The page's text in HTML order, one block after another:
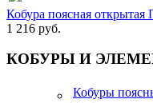
Кобура поясная
1 216 руб.
КОБУРЫ И
Кобуры